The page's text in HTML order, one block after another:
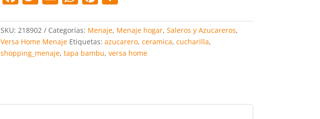
cantidad
c
e
b
k
itt
er
ai
l
at
s
A
er
e
st
m
p
ar
SKU: 218902 Categorías: Menaje, Menaje hogar, Saleros y Azucareros,
Versa Home Menaje Etiquetas: azucarero, ceramica, cucharilla,
shopping_menaje, tapa bambu, versa home